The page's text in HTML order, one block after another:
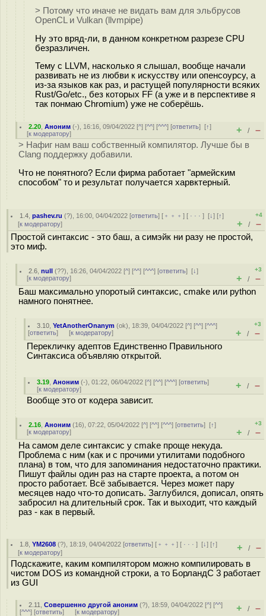
> Потому что иначе не видать вам для эльбрусов
OpenCL и Vulkan (llvmpipe)
Ну это вряд-ли, в данном конкретном разрезе CPU
безразличен.
Тему с LLVM, насколько я слышал, вообще начали
развивать не из любви к искусству или опенсоурсу, а
из-за языков как раз, и растущей популярности всяких
Rust/Go/etc., без которых FF (а уже и в перспективе я
так понмаю Chromium) уже не соберёшь.
2.20 ,Аноним (-), 16:16, 09/04/2022 [^] [^^] [^^^] [ответить][↑]
[к модератору] + / –
> Нафиг нам ваш собственный компилятор. Лучше бы в
Clang поддержку добавили.
Что не понятного? Если фирма работает "армейским
способом" то и результат получается харвктерный.
1.4 ,pashev.ru (?), 16:00, 04/04/2022 [ответить] [ ﹢﹢﹢] [ · · ·][↓] [↑]
[к модератору]
+4
+ / –
Простой синтаксис - это баш, а симэйк ни разу не простой,
это миф.
2.6 ,null (??), 16:26, 04/04/2022 [^] [^^] [^^^] [ответить][↓]
[к модератору]
+3
+ / –
Баш максимально упоротый синтаксис, cmake или python
намного понятнее.
3.10 ,YetAnotherOnanym (ok), 18:39, 04/04/2022 [^] [^^] [^^^]
[ответить] [к модератору]
+3
+ / –
Перекличку адептов Единственно Правильного
Синтаксиса объявляю открытой.
3.19 ,Аноним (-), 01:22, 06/04/2022 [^] [^^] [^^^] [ответить]
[к модератору] + / –
Вообще это от кодера зависит.
2.16 ,Аноним (16), 07:22, 05/04/2022 [^] [^^] [^^^] [ответить][↑]
[к модератору]
+3
+ / –
На самом деле синтаксис у cmake проще некуда.
Проблема с ним (как и с прочими утилитами подобного
плана) в том, что для запоминания недостаточно практики.
Пишут файлы один раз на старте проекта, а потом он
просто работает. Всё забывается. Через может пару
месяцев надо что-то дописать. Заглубился, дописал, опять
забросил на длительный срок. Так и выходит, что каждый
раз - как в первый.
1.8 ,YM2608 (?), 18:19, 04/04/2022 [ответить] [ ﹢﹢﹢] [ · · ·][↓] [↑]
[к модератору] + / –
Подскажите, каким компилятором можно компилировать в
чистом DOS из командной строки, а то БорландС 3 работает
из GUI
2.11 ,Совершенно другой аноним (?), 18:59, 04/04/2022 [^] [^^]
[^^^] [ответить] [к модератору] + / –